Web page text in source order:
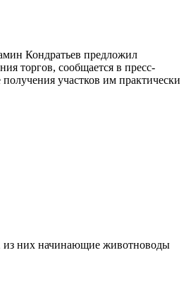
Кондратьев предложил
торгов, сообщается в пресс-
участков им практически
из них начинающие животноводы